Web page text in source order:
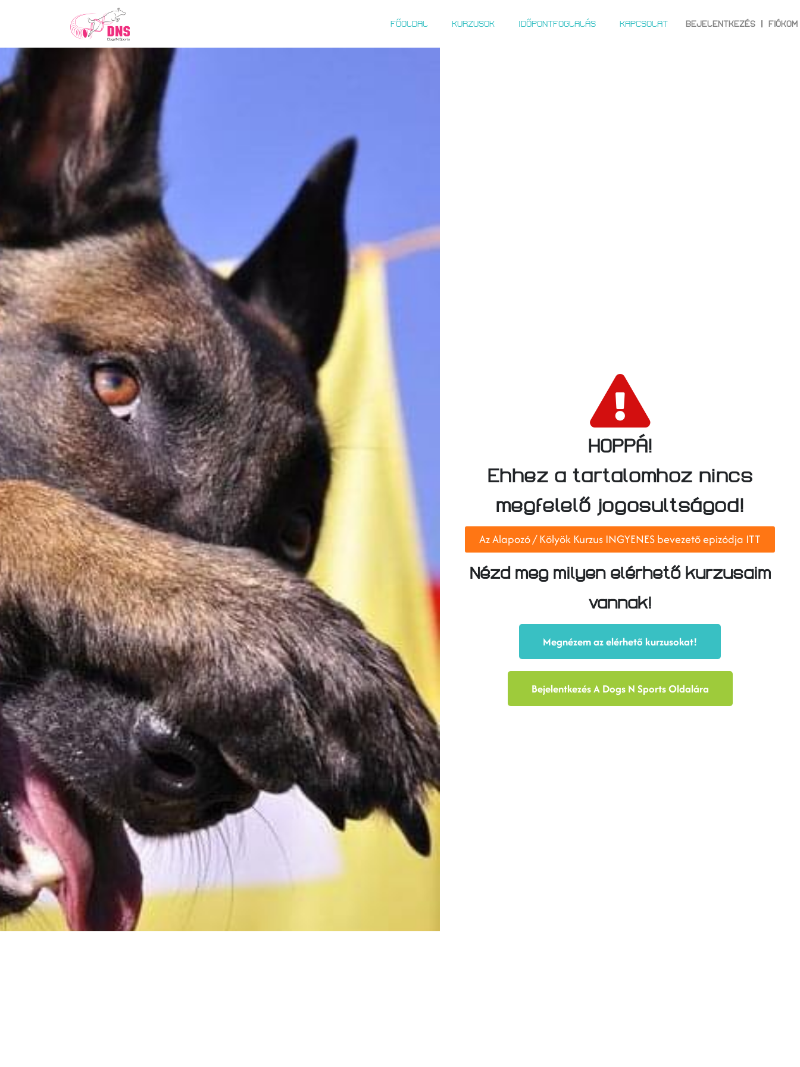
FŐOLDAL KURZUSOK IDŐPONTFOGLALÁS KAPCSOLAT BEJELENTKEZÉS FIÓKOM
HOPPÁ!
Ehhez a tartalomhoz nincs
megfelelő jogosultságod!
Az Alapozó / Kölyök Kurzus INGYENES bevezető epizódja ITT
Nézd meg milyen elérhető kurzusaim
vannak!
Megnézem az elérhető kurzusokat!
Bejelentkezés A Dogs N Sports Oldalára